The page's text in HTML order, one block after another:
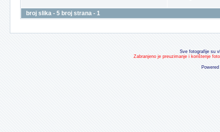
broj slika - 5 broj strana - 1
Sve fotografije su
Zabranjeno je preuzimanje i korištenje